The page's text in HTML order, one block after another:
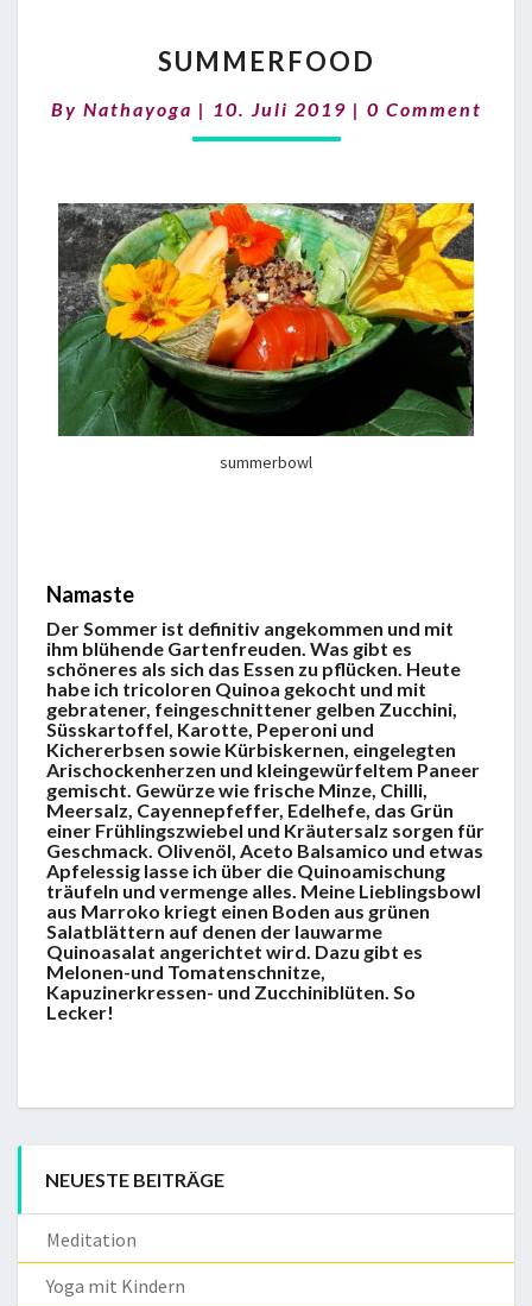
SUMMERFOOD
By Nathayoga | 10. Juli 2019 | Comments
0 Comment
summerbowl
Namaste
Der Sommer ist definitiv angekommen und mit
ihm blühende Gartenfreuden. Was gibt es
schöneres als sich das Essen zu pflücken. Heute
habe ich tricoloren Quinoa gekocht und mit
gebratener, feingeschnittener gelben Zucchini,
Süsskartoffel, Karotte, Peperoni und
Kichererbsen sowie Kürbiskernen, eingelegten
Arischockenherzen und kleingewürfeltem Paneer
gemischt. Gewürze wie frische Minze, Chilli,
Meersalz, Cayennepfeffer, Edelhefe, das Grün
einer Frühlingszwiebel und Kräutersalz sorgen für
Geschmack. Olivenöl, Aceto Balsamico und etwas
Apfelessig lasse ich über die Quinoamischung
träufeln und vermenge alles. Meine Lieblingsbowl
aus Marroko kriegt einen Boden aus grünen
Salatblättern auf denen der lauwarme
Quinoasalat angerichtet wird. Dazu gibt es
Melonen-und Tomatenschnitze,
Kapuzinerkressen- und Zucchiniblüten. So
Lecker!
NEUESTE BEITRÄGE
Meditation
Yoga mit Kindern